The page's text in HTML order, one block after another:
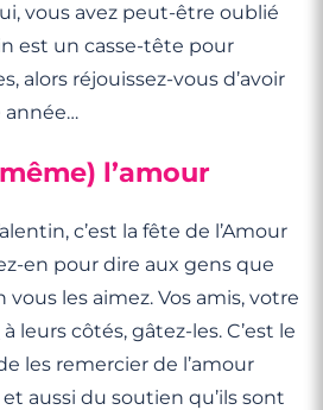
vous avez peut-être oublié
est un casse-tête pour
alors réjouissez-vous d’avoir
année…
l’amour
c’est la fête de l’Amour
en pour dire aux gens que
les aimez. Vos amis, votre
à leurs côtés, gâtez-les. C’est le
les remercier de l’amour
aussi du soutien qu’ils sont